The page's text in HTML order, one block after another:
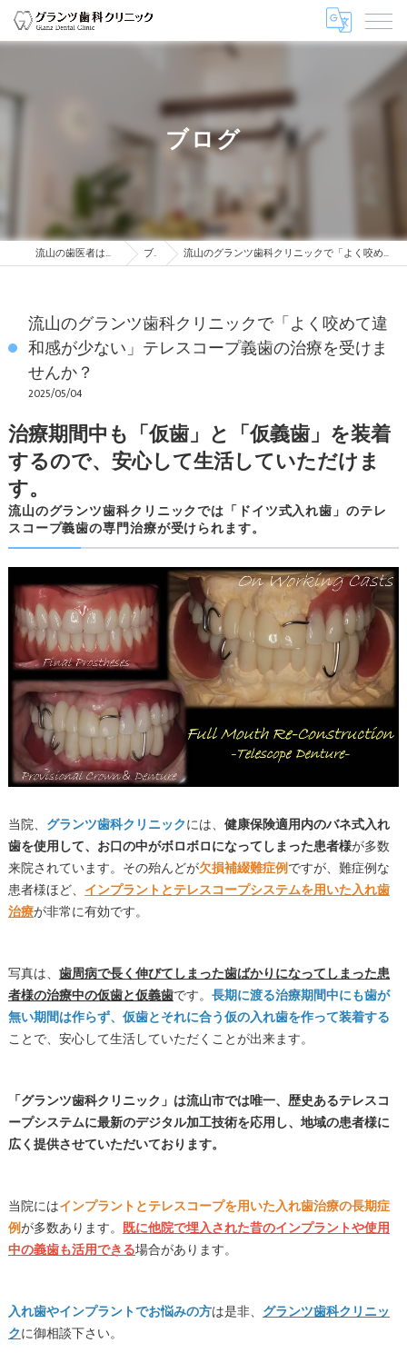
ブログ
流山の歯医者はグランツ歯科クリニック ブログ 流山のグランツ歯科クリニックで「よく咬めて違和感が少ない」テレスコープ義歯の治療を受けませんか？
流山のグランツ歯科クリニックで「よく咬めて違
和感が少ない」テレスコープ義歯の治療を受けま
せんか？
2025/05/04
流山のグランツ歯科クリニックでは「ドイツ式入れ歯」のテレ
スコープ義歯の専門治療が受けられます。
治療期間中も「仮歯」と「仮義歯」を装着
するので、安心して生活していただけま
す。
当院、 グランツ歯科クリニックには、 健康保険適用内のバネ式入れ
歯を使用して、お口の中がボロボロになってしまった患者様が多数
来院されています。その殆んどが欠損補綴難症例ですが、難症例な
患者様ほど、 インプラントとテレスコープシステムを用いた入れ歯
治療が非常に有効です。
写真は、 歯周病で長く伸びてしまった歯ばかりになってしまった患
者様の治療中の仮歯と仮義歯です。 長期に渡る治療期間中にも歯が
無い期間は作らず、仮歯とそれに合う仮の入れ歯を作って装着する
ことで、安心して生活していただくことが出来ます。
「グランツ歯科クリニック」は流山市では唯一、歴史あるテレスコ
ープシステムに最新のデジタル加工技術を応用し、地域の患者様に
広く提供させていただいております。
当院にはインプラントとテレスコープを用いた入れ歯治療の長期症
例が多数あります。 既に他院で埋入された昔のインプラントや使用
中の義歯も活用できる場合があります。
入れ歯やインプラントでお悩みの方は是非、 グランツ歯科クリニッ
クに御相談下さい。